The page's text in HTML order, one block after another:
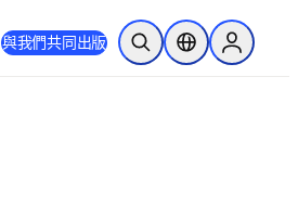
與我們共同出版 公開搜尋位置選擇器Sign in to